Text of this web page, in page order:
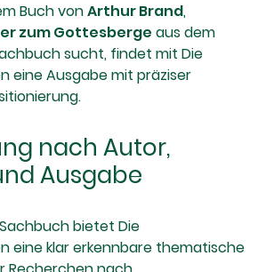
Buch vonArthur Brand,
zum Gottesberge aus dem
sucht, findet mit Die
eine Ausgabe mit präziser
nach Autor,
Ausgabe
bietet Die
eine klar erkennbare thematische